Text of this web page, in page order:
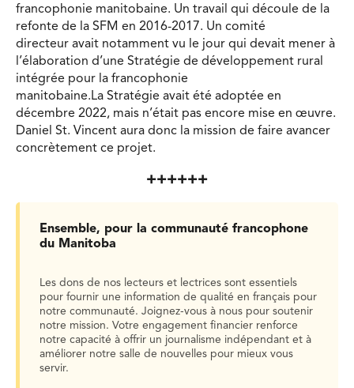
francophonie manitobaine. Un travail qui découle de la
refonte de la SFM en 2016-2017. Un comité
directeur avait notamment vu le jour qui devait mener à
l’élaboration d’une Stratégie de développement rural
intégrée pour la francophonie
manitobaine.La Stratégie avait été adoptée en
décembre 2022, mais n’était pas encore mise en œuvre.
Daniel St. Vincent aura donc la mission de faire avancer
concrètement ce projet.
++++++
Ensemble, pour la communauté francophone
du Manitoba
Les dons de nos lecteurs et lectrices sont essentiels
pour fournir une information de qualité en français pour
notre communauté. Joignez-vous à nous pour soutenir
notre mission. Votre engagement financier renforce
notre capacité à offrir un journalisme indépendant et à
améliorer notre salle de nouvelles pour mieux vous
servir.